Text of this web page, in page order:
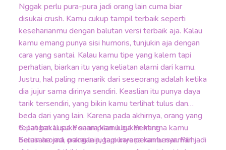
Nggak perlu pura-pura jadi orang lain cuma biar
disukai crush. Kamu cukup tampil terbaik seperti
keseharianmu dengan balutan versi terbaik aja. Kalau
kamu emang punya sisi humoris, tunjukin aja dengan
cara yang santai. Kalau kamu tipe yang kalem tapi
perhatian, biarkan itu yang keliatan alami dari kamu.
Justru, hal paling menarik dari seseorang adalah ketika
dia jujur sama dirinya sendiri. Keaslian itu punya daya
tarik tersendiri, yang bikin kamu terlihat tulus dan
beda dari yang lain. Karena pada akhirnya, orang yang
tepat bakal suka sama kamu bukan karena kamu
berusaha jadi orang lain, tapi karena kamu nyaman jadi
6. Jangan Lupa Penampilan Juga Penting
Selain aroma, pakaian juga punya peran besar. Pilih